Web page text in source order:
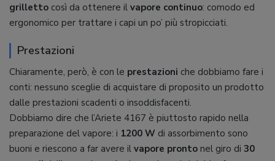
grilletto così da ottenere il vapore continuo: comodo ed
ergonomico per trattare i capi un po’ più stropicciati.
Prestazioni
Chiaramente, però, è con le prestazioni che dobbiamo fare i
conti: nessuno sceglie di acquistare di proposito un prodotto
dalle prestazioni scadenti o insoddisfacenti.
Dobbiamo dire che l’Ariete 4167 è piuttosto rapido nella
preparazione del vapore: i 1200 W di assorbimento sono
buoni e riescono a far avere il vapore pronto nel giro di 30